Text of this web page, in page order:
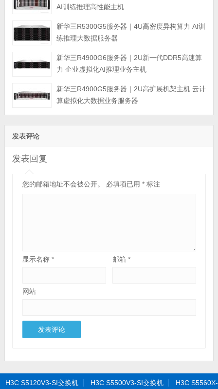
AI训练推理高性能主机
新华三R5300G5服务器｜4U高密度异构算力 AI训
练推理大数据服务器
新华三R4900G6服务器｜2U新一代DDR5高速算
力 企业虚拟化AI推理业务主机
新华三R4900G5服务器｜2U高扩展机架主机 云计
算虚拟化大数据业务服务器
发表评论
发表回复
您的邮箱地址不会被公开。 必填项已用 *标注
显示名称 * 邮箱*
网站
H3C S5120V3-SI交换机 H3C S5500V3-SI交换机 H3C S5560X-